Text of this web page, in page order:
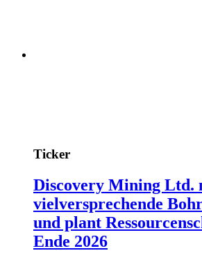
Ticker
Discovery Mining Ltd.
vielversprechende
und plant
Ende 2026